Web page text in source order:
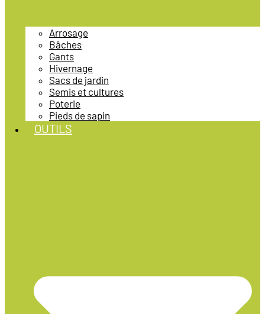
Arrosage
Bâches
Gants
Hivernage
Sacs de jardin
Semis et cultures
Poterie
Pieds de sapin
OUTILS